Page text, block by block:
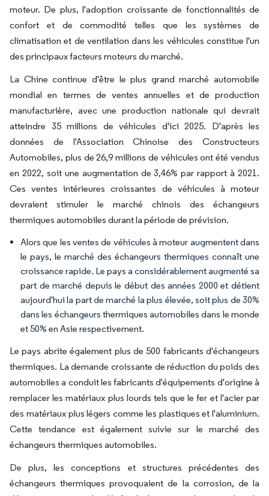
moteur. De plus, l'adoption croissante de fonctionnalités de
confort et de commodité telles que les systèmes de
climatisation et de ventilation dans les véhicules constitue l'un
des principaux facteurs moteurs du marché.
La Chine continue d'être le plus grand marché automobile
mondial en termes de ventes annuelles et de production
manufacturière, avec une production nationale qui devrait
atteindre 35 millions de véhicules d'ici 2025. D'après les
données de l'Association Chinoise des Constructeurs
Automobiles, plus de 26,9 millions de véhicules ont été vendus
en 2022, soit une augmentation de 3,46% par rapport à 2021.
Ces ventes intérieures croissantes de véhicules à moteur
devraient stimuler le marché chinois des échangeurs
thermiques automobiles durant la période de prévision.
Alors que les ventes de véhicules à moteur augmentent dans
le pays, le marché des échangeurs thermiques connaît une
croissance rapide. Le pays a considérablement augmenté sa
part de marché depuis le début des années 2000 et détient
aujourd'hui la part de marché la plus élevée, soit plus de 30%
dans les échangeurs thermiques automobiles dans le monde
et 50% en Asie respectivement.
Le pays abrite également plus de 500 fabricants d'échangeurs
thermiques. La demande croissante de réduction du poids des
automobiles a conduit les fabricants d'équipements d'origine à
remplacer les matériaux plus lourds tels que le fer et l'acier par
des matériaux plus légers comme les plastiques et l'aluminium.
Cette tendance est également suivie sur le marché des
échangeurs thermiques automobiles.
De plus, les conceptions et structures précédentes des
échangeurs thermiques provoquaient de la corrosion, de la